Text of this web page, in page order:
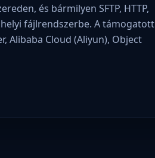
és bármilyen SFTP, HTTP,
helyi fájlrendszerbe. A támogatott
Alibaba Cloud (Aliyun), Object